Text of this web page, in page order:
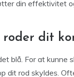
din effektivitet
dit
blå. For at kunne
dit rod skyldes.